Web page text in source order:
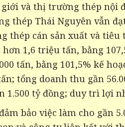
và thị trường thép nội
thép Thái Nguyên vẫn
thép cán sản xuất và
hơn 1,6 triệu tấn, bằng
tấn, bằng 101,5% kế
tổng doanh thu gần
1.500 tỷ đồng; duy trì lợi
bảo việc làm cho gần